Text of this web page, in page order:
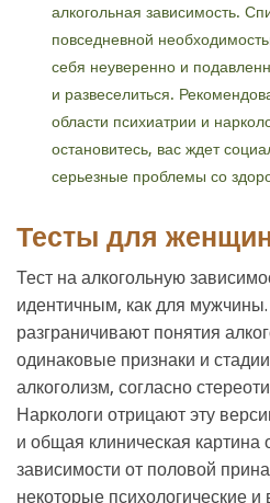
алкогольная зависимость.
повседневной
себя неуверенно и
и развеселиться.
области психиатрии и
остановитесь, вас ждет
серьезные проблемы со
Тесты для
Тест на алкогольную
идентичным, как для
разграничивают понятия
одинаковые признаки и
алкоголизм, согласно
Наркологи отрицают эту
и общая клиническая картина
зависимости от половой
некоторые психологические